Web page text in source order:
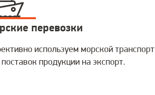
перевозки
используем морской транспорт
продукции на экспорт.